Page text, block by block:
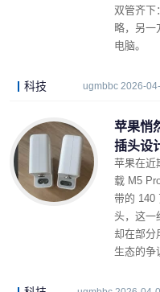
双管齐下
略，另一
电脑。
科技 ugmbbc 2026-
苹果悄
插头设
苹果在近
载 M5
带的 140
头，这一
却在部分
生态的争